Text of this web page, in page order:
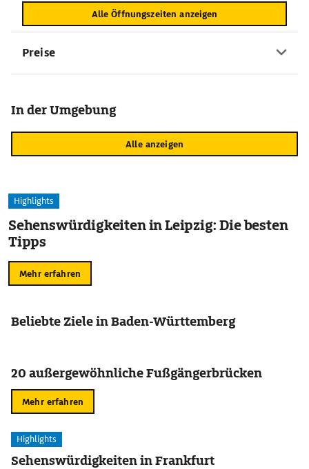
Alle Öffnungszeiten anzeigen
Preise
In der Umgebung
Alle anzeigen
Highlights
Sehenswürdigkeiten in Leipzig: Die besten
Tipps
Mehr erfahren
Beliebte Ziele in Baden-Württemberg
20 außergewöhnliche Fußgängerbrücken
Mehr erfahren
Highlights
Sehenswürdigkeiten in Frankfurt